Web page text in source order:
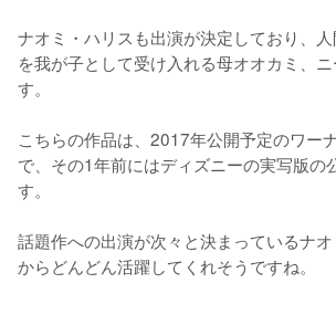
ナオミ・ハリスも出演が決定しており、
を我が子として受け入れる母オオカミ、
す。
こちらの作品は、2017年公開予定のワー
で、その1年前にはディズニーの実写版の
す。
話題作への出演が次々と決まっているナ
からどんどん活躍してくれそうですね。